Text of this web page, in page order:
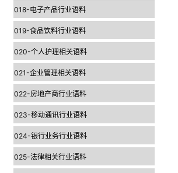
018-电子产品行业语料
019-食品饮料行业语料
020-个人护理相关语料
021-企业管理相关语料
022-房地产商行业语料
023-移动通讯行业语料
024-银行业务行业语料
025-法律相关行业语料